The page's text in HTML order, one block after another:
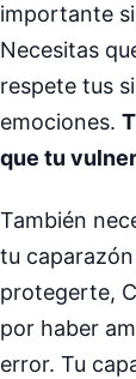
importante
Necesitas
respete tus
emociones.
que tu
También
tu
protegerte,
por haber
error. Tu